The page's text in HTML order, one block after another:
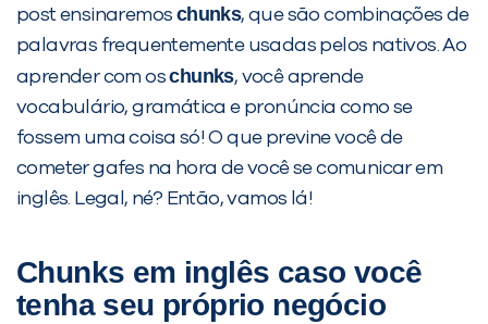
post ensinaremos chunks, que são combinações de
palavras frequentemente usadas pelos nativos. Ao
aprender com oschunks, você aprende
vocabulário, gramática e pronúncia como se
fossem uma coisa só! O que previne você de
cometer gafes na hora de você se comunicar em
inglês. Legal, né? Então, vamos lá!
Chunks em inglês caso você
tenha seu próprio negócio